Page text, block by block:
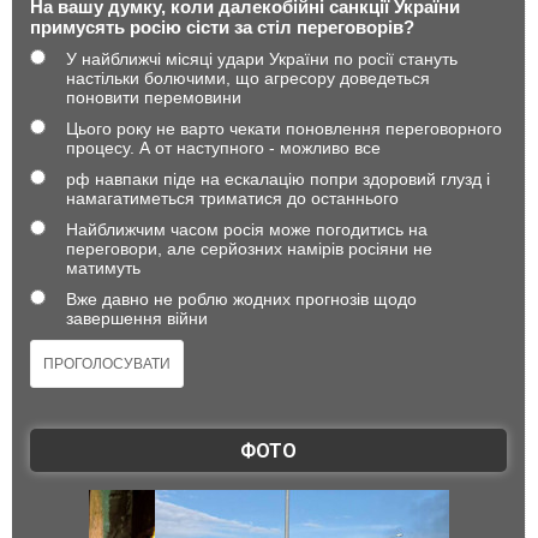
На вашу думку, коли далекобійні санкції України
примусять росію сісти за стіл переговорів?
У найближчі місяці удари України по росії стануть
настільки болючими, що агресору доведеться
поновити перемовини
Цього року не варто чекати поновлення переговорного
процесу. А от наступного - можливо все
рф навпаки піде на ескалацію попри здоровий глузд і
намагатиметься триматися до останнього
Найближчим часом росія може погодитись на
переговори, але серйозних намірів росіяни не
матимуть
Вже давно не роблю жодних прогнозів щодо
завершення війни
ФОТО